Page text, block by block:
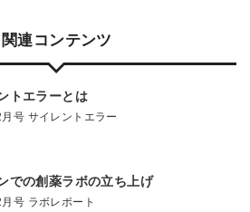
関連コンテンツ
トエラーとは
号 サイレントエラー
での創薬ラボの立ち上げ
号 ラボレポート